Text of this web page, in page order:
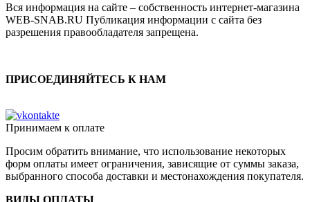
Вся информация на сайте – собственность интернет-магазина
WEB-SNAB.RU Публикация информации с сайта без
разрешения правообладателя запрещена.
ПРИСОЕДИНЯЙТЕСЬ К НАМ
Принимаем к оплате
Просим обратить внимание, что использование некоторых
форм оплаты имеет ограничения, зависящие от суммы заказа,
выбранного способа доставки и местонахождения покупателя.
ВИДЫ ОПЛАТЫ